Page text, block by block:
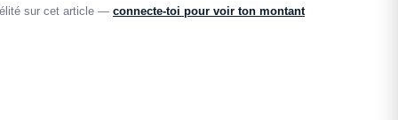
sur cet article —connecte-toi pour voir ton montant